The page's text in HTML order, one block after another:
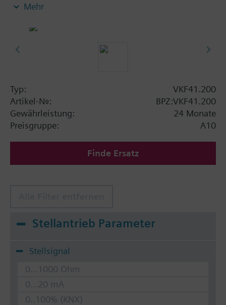
Kreisläufen
Zusatzinformation
SAL..T10, SAL..T40 benötigen Montagesatz ASK33N
Mehr
Typ:
VKF41.200
Artikel-Nr.:
BPZ:VKF41.200
Gewährleistung:
24 Monate
Preisgruppe:
A10
Finde Ersatz
Stellantrieb Parameter
Stellsignal
0...1000 Ohm
0...20 mA
0..100% (KNX)